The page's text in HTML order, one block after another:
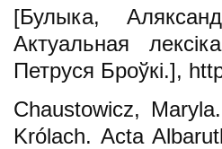
[Булыка,
Актуальная
Петруся Броўкі.],
Chaustowicz,
Królach. Acta